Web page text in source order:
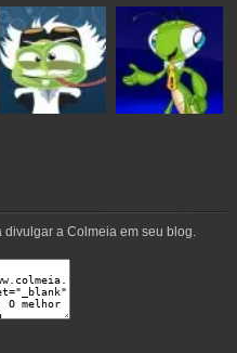
a Colmeia em seu blog.